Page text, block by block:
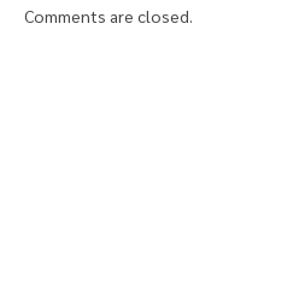
Comments are closed.